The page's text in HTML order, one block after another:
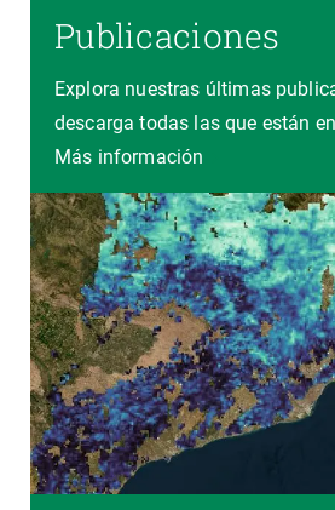
Publicaciones
Explora nuestras últimas
descarga todas las que están
Más información